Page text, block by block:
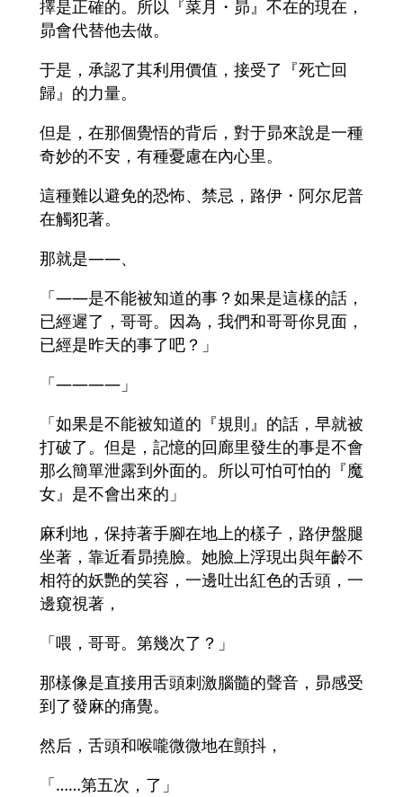
擇是正確的。所以『菜月・昴』不在的現在，
昴會代替他去做。
于是，承認了其利用價值，接受了『死亡回
歸』的力量。
但是，在那個覺悟的背后，對于昴來說是一種
奇妙的不安，有種憂慮在內心里。
這種難以避免的恐怖、禁忌，路伊・阿尔尼普
在觸犯著。
那就是――、
「――是不能被知道的事？如果是這樣的話，
已經遲了，哥哥。因為，我們和哥哥你見面，
已經是昨天的事了吧？」
「――――」
「如果是不能被知道的『規則』的話，早就被
打破了。但是，記憶的回廊里發生的事是不會
那么簡單泄露到外面的。所以可怕可怕的『魔
女』是不會出來的」
麻利地，保持著手腳在地上的樣子，路伊盤腿
坐著，靠近看昴撓臉。她臉上浮現出與年齡不
相符的妖艷的笑容，一邊吐出紅色的舌頭，一
邊窺視著，
「喂，哥哥。第幾次了？」
那樣像是直接用舌頭刺激腦髓的聲音，昴感受
到了發麻的痛覺。
然后，舌頭和喉嚨微微地在顫抖，
「……第五次，了」